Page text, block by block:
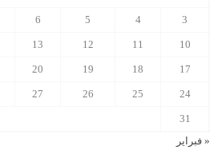
3
4
5
6
10
11
12
13
17
18
19
20
24
25
26
27
31
« فبراير